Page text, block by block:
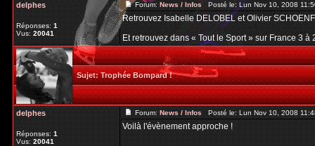
delphes
Réponses:1
Vus:20041
Forum:News / InfosPosté le: Lun Nov 10, 2008
Retrouvez Isabelle DELOBEL et Olivier
Et retrouvez dans « Tout le Sport » sur France 3
Sujet:Trophée Bompard !
delphes
Réponses:1
Vus:20041
Forum:News / InfosPosté le: Lun Nov 10, 2008
Voilà l'évènement approche !